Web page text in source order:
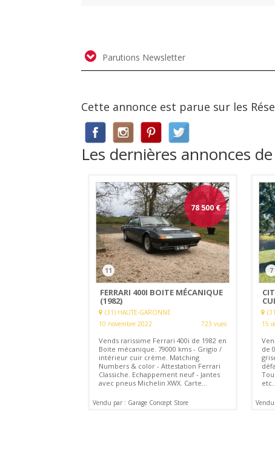
Parutions Newsletter
Cette annonce est parue sur les
Les dernières annonces
78 500€
11
FERRARI 400I BOITE MÉCANIQUE
(1982)
(31) HAUTE-GARONNE
10 novembre 2022
723 vues
Vends rarissime Ferrari 400i de 1982 en
Boite mécanique. 79000 kms - Grigio /
intérieur cuir crème. Matching
Numbers & color - Attestation Ferrari
Classiche. Echappement neuf - Jantes
avec pneus Michelin XWX. Carte...
Vendu par : Garage Concept Store
7
15
de
etc..